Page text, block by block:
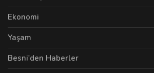
Ekonomi
Yaşam
Besni'den Haberler